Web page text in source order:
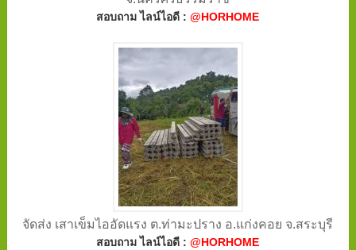
สอบถาม ไลน์ไอดี :@HORHOME
จัดส่ง เสาเข็มไออัดแรง ต.ท่ามะปราง อ.แก่งคอย จ.สระบุรี
สอบถาม ไลน์ไอดี :@HORHOME